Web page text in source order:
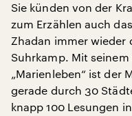
Sie künden von der
zum Erzählen auch
Zhadan immer wieder
Suhrkamp. Mit
„Marienleben“ ist der
gerade durch 30
knapp 100 Lesungen